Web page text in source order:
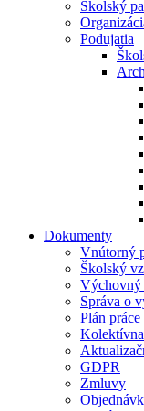
Školský
Podujatia
Dokumenty
Vnútorný
Školský
Výchovný
Správa o
Plán práce
GDPR
Zmluvy